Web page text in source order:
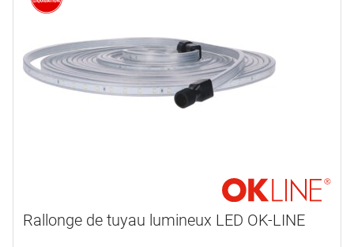
Rallonge de tuyau lumineux LED OK-LINE